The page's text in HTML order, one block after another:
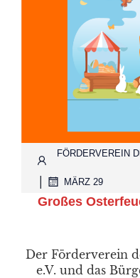
FÖRDERVEREIN
MÄRZ 29
Großes
Der Förderverein
e.V. und das